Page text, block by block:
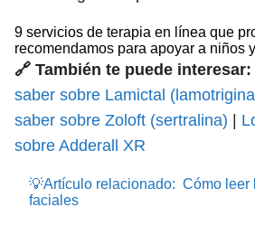
9 servicios de terapia en línea que
recomendamos para apoyar a niños
🔗 También te puede interesar:
saber sobre Lamictal
saber sobre Zoloft (sertralina)
sobre Adderall XR
💡Artículo relacionado: Cómo leer
faciales